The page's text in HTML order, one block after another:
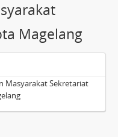
Magelang
Masyarakat Sekretariat